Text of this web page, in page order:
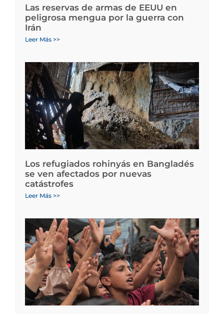
Las reservas de armas de EEUU en
peligrosa mengua por la guerra con
Irán
Leer Más >>
Los refugiados rohinyás en Bangladés
se ven afectados por nuevas
catástrofes
Leer Más >>